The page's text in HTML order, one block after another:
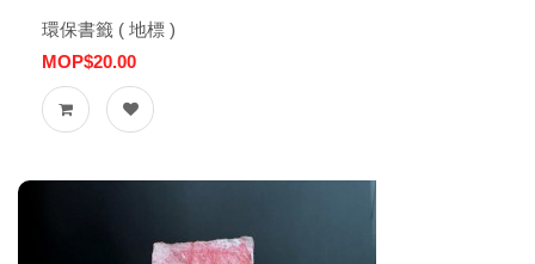
環保書籤 ( 地標 )
MOP$20.00